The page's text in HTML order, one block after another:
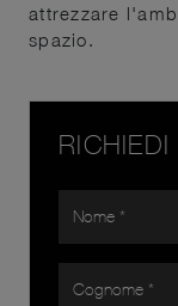
attrezzare
spazio.